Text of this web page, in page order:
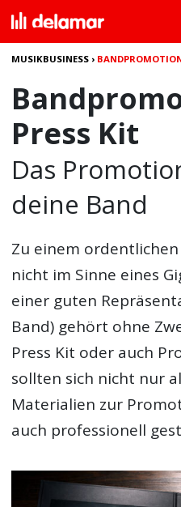
MUSIKBUSINESS ›
Press Kit
Das
deine Band
Zu einem ordentlichen
nicht im Sinne eines
einer guten
Band) gehört ohne
Press Kit oder auch
sollten sich nicht nur
Materialien zur
auch professionell